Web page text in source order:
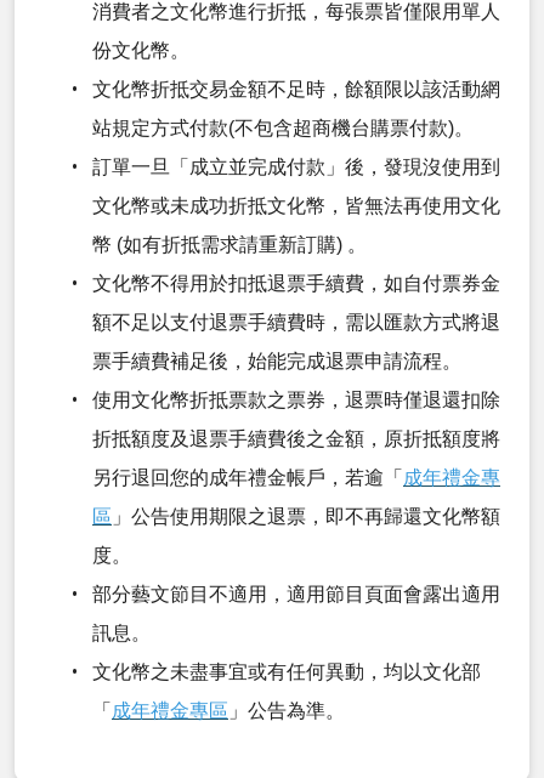
消費者之文化幣進行折抵，每張票皆僅限用單人
份文化幣。
文化幣折抵交易金額不足時，餘額限以該活動網
站規定方式付款(不包含超商機台購票付款)。
訂單一旦「成立並完成付款」後，發現沒使用到
文化幣或未成功折抵文化幣，皆無法再使用文化
幣 (如有折抵需求請重新訂購) 。
文化幣不得用於扣抵退票手續費，如自付票券金
額不足以支付退票手續費時，需以匯款方式將退
票手續費補足後，始能完成退票申請流程。
使用文化幣折抵票款之票券，退票時僅退還扣除
折抵額度及退票手續費後之金額，原折抵額度將
另行退回您的成年禮金帳戶，若逾「 成年禮金專
區 」公告使用期限之退票，即不再歸還文化幣額
度。
部分藝文節目不適用，適用節目頁面會露出適用
訊息。
文化幣之未盡事宜或有任何異動，均以文化部
「 成年禮金專區 」公告為準。